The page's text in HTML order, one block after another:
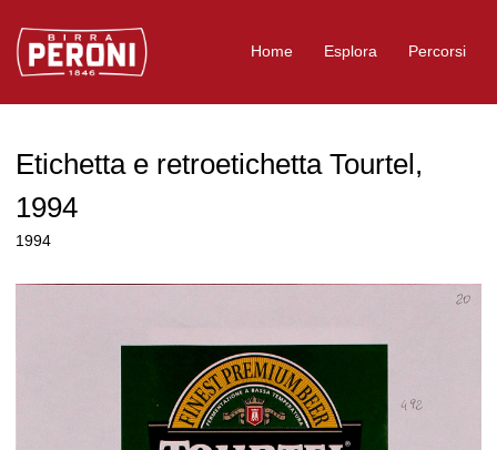
Logo Birra Peroni
Home Esplora Percorsi
Etichetta e retroetichetta Tourtel,
1994
1994